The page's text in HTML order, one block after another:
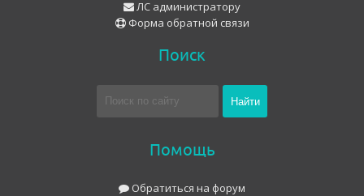
ЛС администратору
Форма обратной связи
Поиск
Помощь
Обратиться на форум